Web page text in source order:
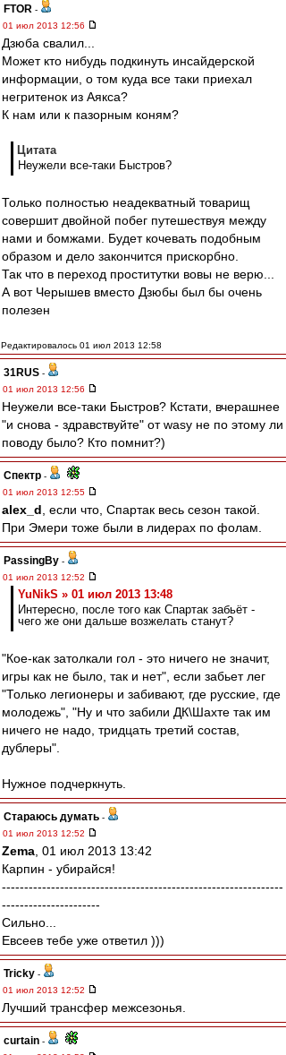
FTOR -
01 июл 2013 12:56
Дзюба свалил...
Может кто нибудь подкинуть инсайдерской
информации, о том куда все таки приехал
негритенок из Аякса?
К нам или к пазорным коням?
Цитата
Неужели все-таки Быстров?
Только полностью неадекватный товарищ
совершит двойной побег путешествуя между
нами и бомжами. Будет кочевать подобным
образом и дело закончится прискорбно.
Так что в переход проститутки вовы не верю...
А вот Черышев вместо Дзюбы был бы очень
полезен
Редактировалось 01 июл 2013 12:58
31RUS -
01 июл 2013 12:56
Неужели все-таки Быстров? Кстати, вчерашнее
"и снова - здравствуйте" от wasy не по этому ли
поводу было? Кто помнит?)
Спектр -
01 июл 2013 12:55
alex_d , если что, Спартак весь сезон такой.
При Эмери тоже были в лидерах по фолам.
PassingBy -
01 июл 2013 12:52
YuNikS » 01 июл 2013 13:48
Интересно, после того как Спартак забьёт -
чего же они дальше возжелать станут?
"Кое-как затолкали гол - это ничего не значит,
игры как не было, так и нет", если забьет лег
"Только легионеры и забивают, где русские, где
молодежь", "Ну и что забили ДК\Шахте так им
ничего не надо, тридцать третий состав,
дублеры".
Нужное подчеркнуть.
Стараюсь думать -
01 июл 2013 12:52
Zema , 01 июл 2013 13:42
Карпин - убирайся!
---------------------------------------------------------------
----------------------
Сильно...
Евсеев тебе уже ответил )))
Tricky -
01 июл 2013 12:52
Лучший трансфер межсезонья.
curtain -